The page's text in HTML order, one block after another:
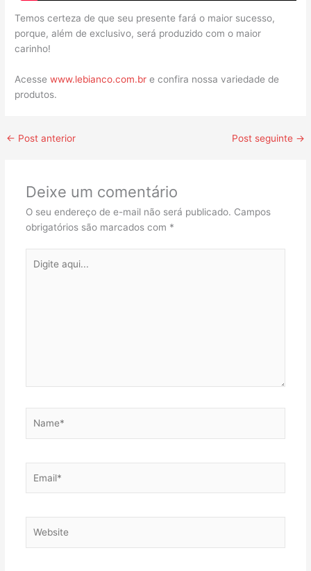
Temos certeza de que seu presente fará o maior sucesso,
porque, além de exclusivo, será produzido com o maior
carinho!
Acessewww.lebianco.com.br e confira nossa variedade de
produtos.
← Post anterior Post seguinte →
Deixe um comentário
O seu endereço de e-mail não será publicado. Campos
obrigatórios são marcados com *
aqui...